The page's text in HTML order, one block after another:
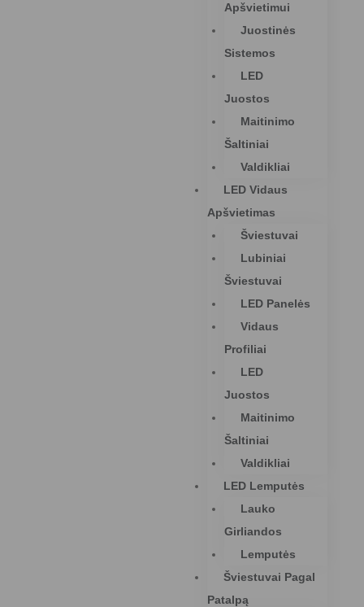
Apšvietimui
Juostinės
Sistemos
LED
Juostos
Maitinimo
Šaltiniai
Valdikliai
LED Vidaus
Apšvietimas
Šviestuvai
Lubiniai
Šviestuvai
LED Panelės
Vidaus
Profiliai
LED
Juostos
Maitinimo
Šaltiniai
Valdikliai
LED Lemputės
Lauko
Girliandos
Lemputės
Šviestuvai Pagal
Patalpą